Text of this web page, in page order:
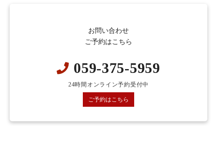
お問い合わせ
ご予約はこちら
059-375-5959
24時間オンライン予約受付中
ご予約はこちら